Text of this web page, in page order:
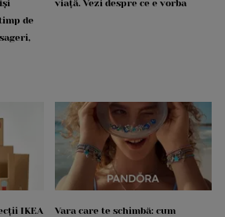
de
viață. Vezi despre ce e vorba
IKEA
Vara care te schimbă: cum